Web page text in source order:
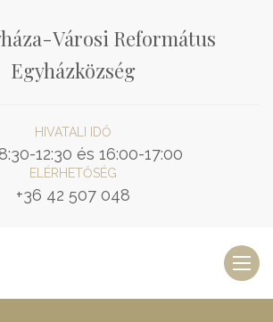
Városi Református
Egyházközség
HIVATALI IDŐ
12:30 és 16:00-17:00
ELÉRHETŐSÉG
+36 42 507 048